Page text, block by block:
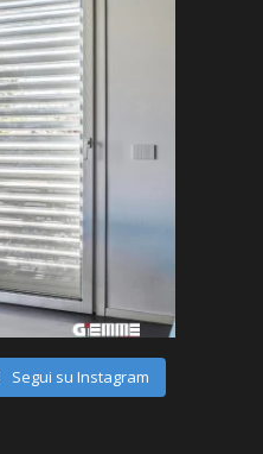
Segui su Instagram